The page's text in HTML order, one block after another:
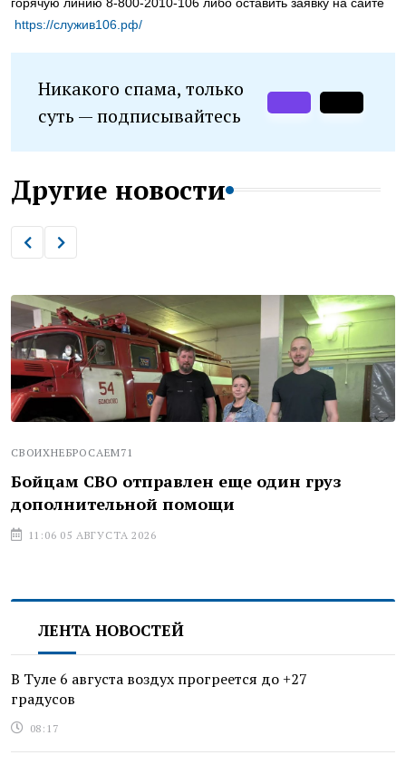
https://служив106.рф/
Никакого спама, только
суть — подписывайтесь
Другие новости
СВОИХНЕБРОСАЕМ71
Бойцам СВО отправлен еще один груз
дополнительной помощи
11:06 05 АВГУСТА 2026
ЛЕНТА НОВОСТЕЙ
В Туле 6 августа воздух прогреется до +27
градусов
08:17